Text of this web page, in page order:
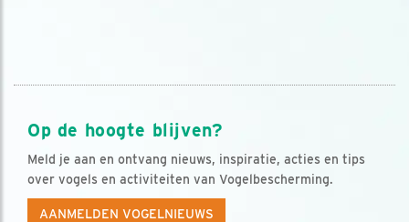
Op de hoogte blijven?
Meld je aan en ontvang nieuws, inspiratie, acties en tips
over vogels en activiteiten van Vogelbescherming.
AANMELDEN VOGELNIEUWS